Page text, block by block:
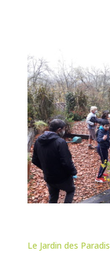
Le Jardin des Paradis